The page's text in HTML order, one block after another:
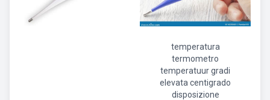
temperatura
termometro
temperatuur gradi
elevata centigrado
disposizione